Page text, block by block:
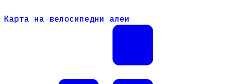
Карта на велосипедни алеи
Карта на велосипедни алеи